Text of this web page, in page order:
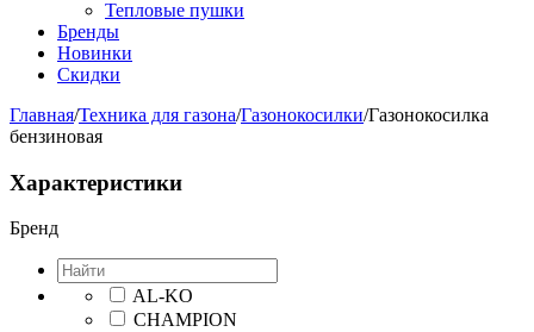
Тепловые пушки
Бренды
Новинки
Скидки
Главная/Техника для газона/Газонокосилки/Газонокосилка
бензиновая
Характеристики
Бренд
AL-KO
CHAMPION